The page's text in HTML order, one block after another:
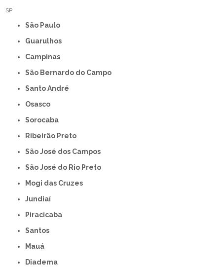
SP
São Paulo
Guarulhos
Campinas
São Bernardo do Campo
Santo André
Osasco
Sorocaba
Ribeirão Preto
São José dos Campos
São José do Rio Preto
Mogi das Cruzes
Jundiaí
Piracicaba
Santos
Mauá
Diadema